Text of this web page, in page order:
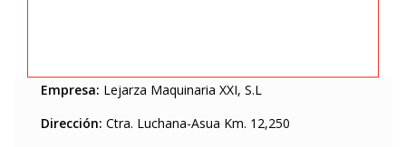
Empresa: Lejarza Maquinaria XXI, S.L
Dirección: Ctra. Luchana-Asua Km. 12,250